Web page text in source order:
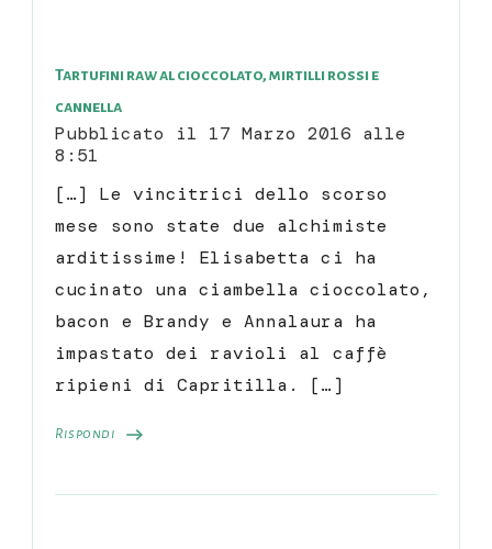
Tartufini raw al cioccolato, mirtilli rossi e
cannella
Pubblicato il 17 Marzo 2016 alle
8:51
Rispondi
[…] Le vincitrici dello scorso
mese sono state due alchimiste
arditissime! Elisabetta ci ha
cucinato una ciambella cioccolato,
bacon e Brandy e Annalaura ha
impastato dei ravioli al caffè
ripieni di Capritilla. […]